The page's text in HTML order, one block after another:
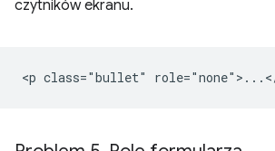
czytników ekranu.